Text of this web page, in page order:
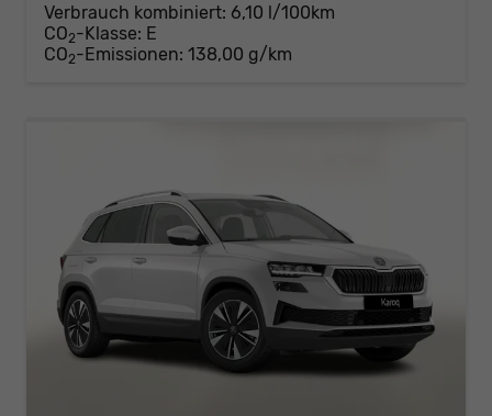
Verbrauch kombiniert: 6,10 l/100km
CO2-Klasse: E
CO2-Emissionen: 138,00 g/km